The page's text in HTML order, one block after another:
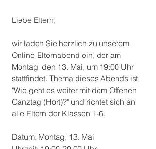
Liebe Eltern,
wir laden Sie herzlich zu unserem
Online-Elternabend ein, der am
Montag, den 13. Mai, um 19:00 Uhr
stattfindet. Thema dieses Abends ist
"Wie geht es weiter mit dem Offenen
Ganztag (Hort)?" und richtet sich an
alle Eltern der Klassen 1-6.
Datum: Montag, 13. Mai